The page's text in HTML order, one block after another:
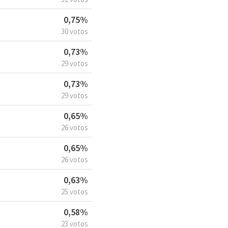
0,75%
30 votos
0,73%
29 votos
0,73%
29 votos
0,65%
26 votos
0,65%
26 votos
0,63%
25 votos
0,58%
23 votos